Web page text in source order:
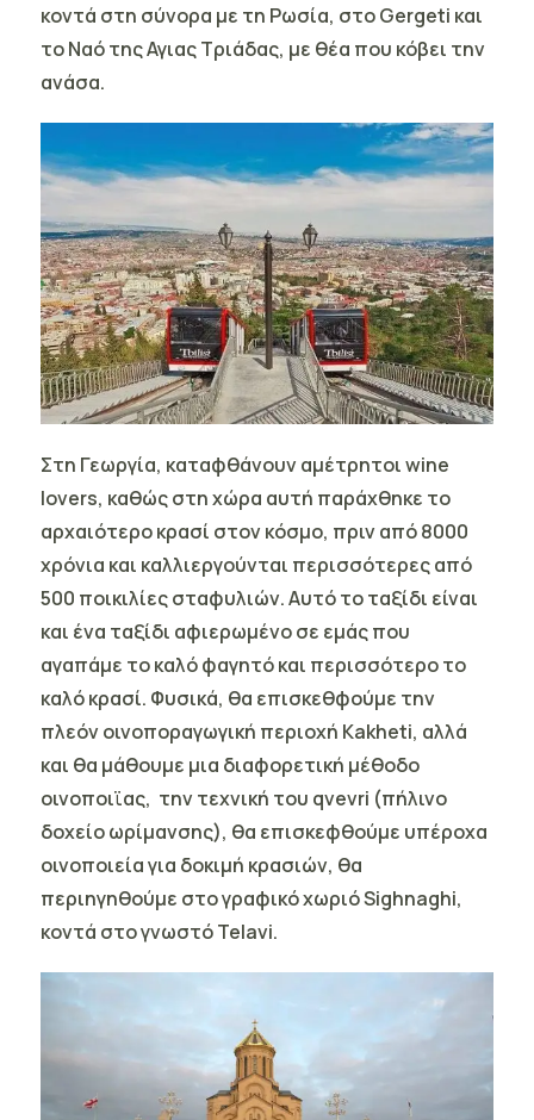
κοντά στη σύνορα με τη Ρωσία, στοGergeti και
το Ναό της Αγιας Τριάδας, με θέα που κόβει την
ανάσα.
Στη Γεωργία, καταφθάνουν αμέτρητοι wine
lovers, καθώς στη χώρα αυτή παράχθηκε το
αρχαιότερο κρασί στον κόσμο, πριν από 8000
χρόνια και καλλιεργούνται περισσότερες από
500 ποικιλίες σταφυλιών. Αυτό το ταξίδι είναι
και ένα ταξίδι αφιερωμένο σε εμάς που
αγαπάμε το καλό φαγητό και περισσότερο το
καλό κρασί. Φυσικά, θα επισκεθφούμε την
πλεόν οινοποραγωγική περιοχή Kakheti, αλλά
και θα μάθουμε μια διαφορετική μέθοδο
οινοποιϊας, την τεχνική του qvevri (πήλινο
δοχείο ωρίμανσης), θα επισκεφθούμε υπέροχα
οινοποιεία για δοκιμή κρασιών, θα
περιηγηθούμε στο γραφικό χωριόSighnaghi,
κοντά στο γνωστό Telavi.